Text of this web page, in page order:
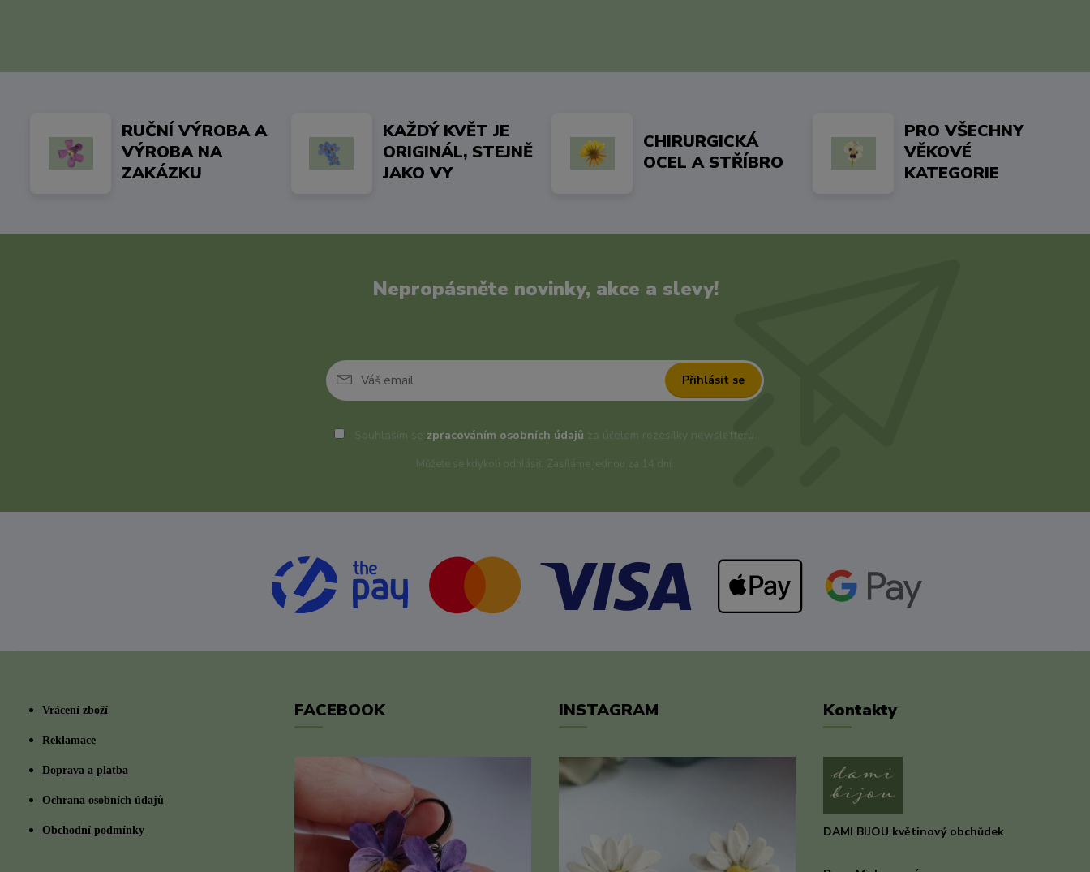
RUČNÍ VÝROBA A
VÝROBA NA
ZAKÁZKU
KAŽDÝ KVĚT JE
ORIGINÁL, STEJNĚ
JAKO VY
CHIRURGICKÁ
OCEL A STŘÍBRO
PRO VŠECHNY
VĚKOVÉ
KATEGORIE
Nepropásněte novinky, akce a slevy!
Přihlásit se
Souhlasím se zpracováním osobních údajů za účelem rozesílky newsletteru.
Můžete se kdykoli odhlásit. Zasíláme jednou za 14 dní.
Vrácení zboží
Reklamace
Doprava a platba
Ochrana osobních údajů
Obchodní podmínky
FACEBOOK INSTAGRAM Kontakty
DAMI BIJOU květinový obchůdek